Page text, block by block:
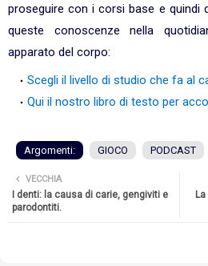
proseguire con i corsi base e quindi
queste conoscenze nella
apparato del corpo:
Scegli il livello di studio che fa al
Qui il nostro libro di testo per
Argomenti: GIOCO PODCAST
VECCHIA
I denti: la causa di carie, gengiviti e
parodontiti.